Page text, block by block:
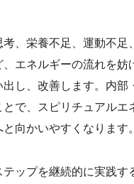
考、栄養不足、運動不足
、エネルギーの流れを妨
出し、改善します。内部
とで、スピリチュアルエ
向かいやすくなります。
テップを継続的に実践す